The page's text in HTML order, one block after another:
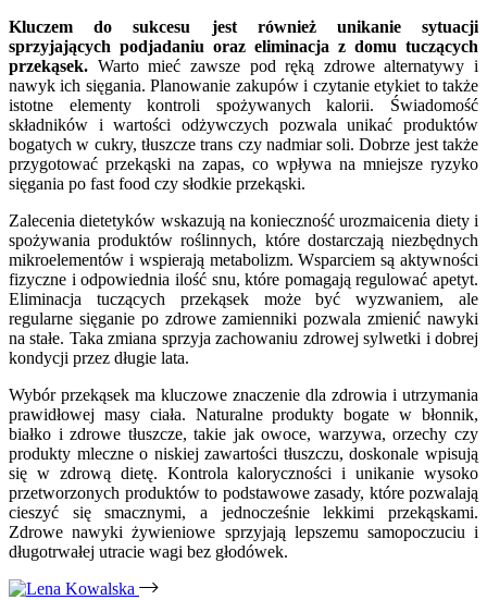
Kluczem do sukcesu jest również unikanie sytuacji
sprzyjających podjadaniu oraz eliminacja z domu tuczących
przekąsek. Warto mieć zawsze pod ręką zdrowe alternatywy i
nawyk ich sięgania. Planowanie zakupów i czytanie etykiet to także
istotne elementy kontroli spożywanych kalorii. Świadomość
składników i wartości odżywczych pozwala unikać produktów
bogatych w cukry, tłuszcze trans czy nadmiar soli. Dobrze jest także
przygotować przekąski na zapas, co wpływa na mniejsze ryzyko
sięgania po fast food czy słodkie przekąski.
Zalecenia dietetyków wskazują na konieczność urozmaicenia diety i
spożywania produktów roślinnych, które dostarczają niezbędnych
mikroelementów i wspierają metabolizm. Wsparciem są aktywności
fizyczne i odpowiednia ilość snu, które pomagają regulować apetyt.
Eliminacja tuczących przekąsek może być wyzwaniem, ale
regularne sięganie po zdrowe zamienniki pozwala zmienić nawyki
na stałe. Taka zmiana sprzyja zachowaniu zdrowej sylwetki i dobrej
kondycji przez długie lata.
Wybór przekąsek ma kluczowe znaczenie dla zdrowia i utrzymania
prawidłowej masy ciała. Naturalne produkty bogate w błonnik,
białko i zdrowe tłuszcze, takie jak owoce, warzywa, orzechy czy
produkty mleczne o niskiej zawartości tłuszczu, doskonale wpisują
się w zdrową dietę. Kontrola kaloryczności i unikanie wysoko
przetworzonych produktów to podstawowe zasady, które pozwalają
cieszyć się smacznymi, a jednocześnie lekkimi przekąskami.
Zdrowe nawyki żywieniowe sprzyjają lepszemu samopoczuciu i
długotrwałej utracie wagi bez głodówek.